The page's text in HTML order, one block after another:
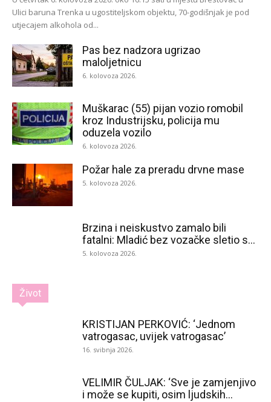
Ulici baruna Trenka u ugostiteljskom objektu, 70-godišnjak je pod
utjecajem alkohola od...
Pas bez nadzora ugrizao
maloljetnicu
6. kolovoza 2026.
Muškarac (55) pijan vozio romobil
kroz Industrijsku, policija mu
oduzela vozilo
6. kolovoza 2026.
Požar hale za preradu drvne mase
5. kolovoza 2026.
Brzina i neiskustvo zamalo bili
fatalni: Mladić bez vozačke sletio s...
5. kolovoza 2026.
Život
KRISTIJAN PERKOVIĆ: ‘Jednom
vatrogasac, uvijek vatrogasac’
16. svibnja 2026.
VELIMIR ČULJAK: ‘Sve je zamjenjivo
i može se kupiti, osim ljudskih...